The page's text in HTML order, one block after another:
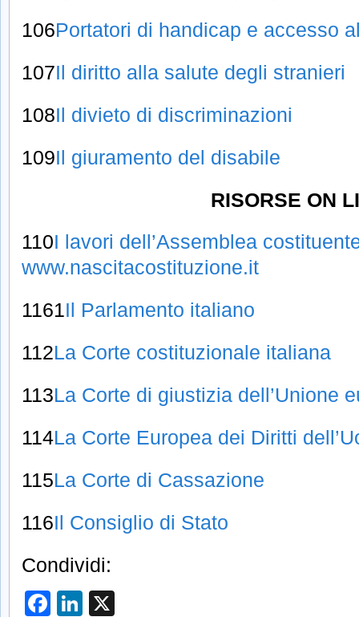
106Portatori di handicap e accesso
107Il diritto alla salute degli stranieri
108Il divieto di discriminazioni
109Il giuramento del disabile
RISORSE ON
110I lavori dell’Assemblea
www.nascitacostituzione.it
1161Il Parlamento italiano
112La Corte costituzionale italiana
113La Corte di giustizia dell’Unione
114La Corte Europea dei Diritti
115La Corte di Cassazione
116Il Consiglio di Stato
Condividi:
Facebook
LinkedIn